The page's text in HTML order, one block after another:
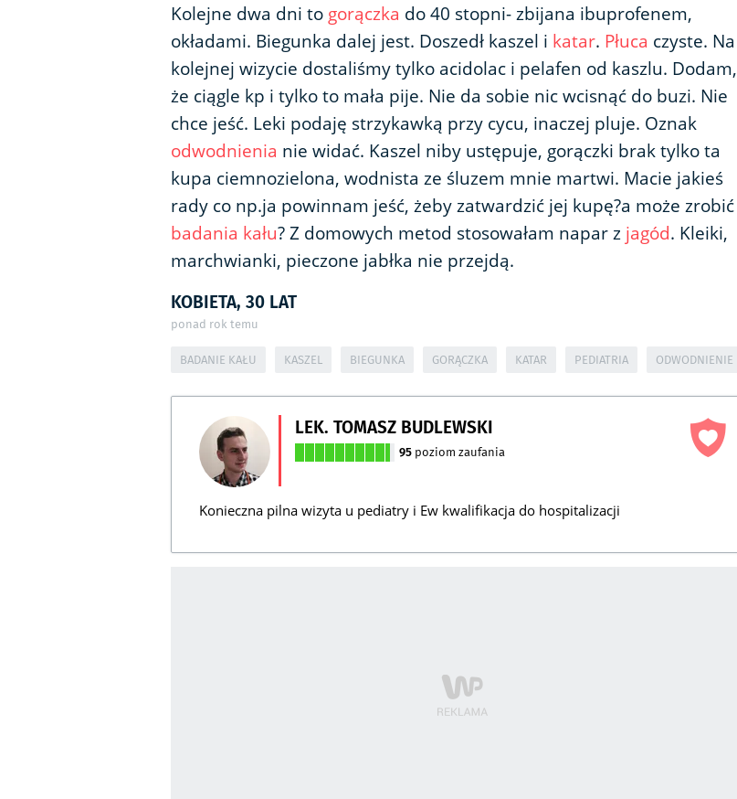
Kolejne dwa dni to gorączka do 40 stopni- zbijana ibuprofenem,
okładami. Biegunka dalej jest. Doszedł kaszel i katar. Płuca czyste. Na
kolejnej wizycie dostaliśmy tylko acidolac i pelafen od kaszlu. Dodam,
że ciągle kp i tylko to mała pije. Nie da sobie nic wcisnąć do buzi. Nie
chce jeść. Leki podaję strzykawką przy cycu, inaczej pluje. Oznak
odwodnienia nie widać. Kaszel niby ustępuje, gorączki brak tylko ta
kupa ciemnozielona, wodnista ze śluzem mnie martwi. Macie jakieś
rady co np.ja powinnam jeść, żeby zatwardzić jej kupę?a może zrobić
badania kału? Z domowych metod stosowałam napar z jagód. Kleiki,
marchwianki, pieczone jabłka nie przejdą.
KOBIETA, 30 LAT
ponad rok temu
BADANIE KAŁU KASZEL BIEGUNKA GORĄCZKA KATAR PEDIATRIA ODWODNIENIE
LEK. TOMASZ BUDLEWSKI
95 poziom zaufania
Konieczna pilna wizyta u pediatry i Ew kwalifikacja do hospitalizacji